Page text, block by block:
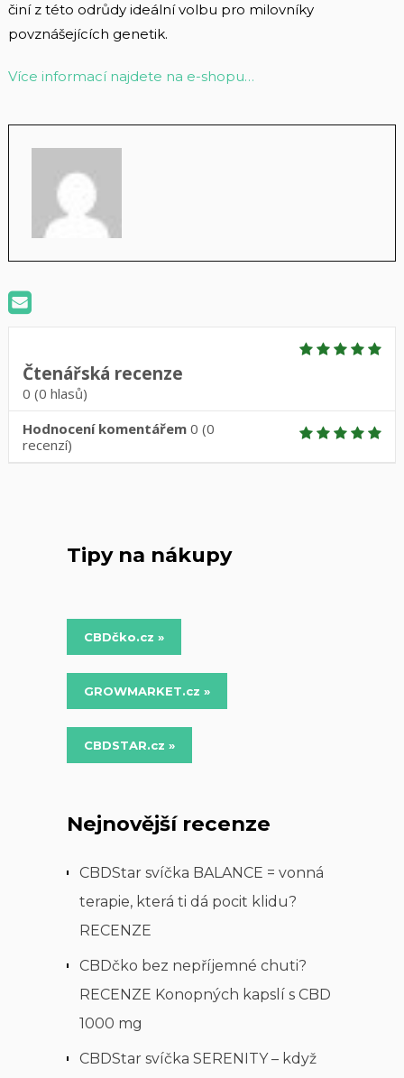
činí z této odrůdy ideální volbu pro milovníky
povznášejících genetik.
Více informací najdete na e-shopu…
Čtenářská recenze
0 (0 hlasů)
Hodnocení komentářem 0 (0
recenzí)
Tipy na nákupy
CBDčko.cz »
GROWMARKET.cz »
CBDSTAR.cz »
Nejnovější recenze
CBDStar svíčka BALANCE = vonná
terapie, která ti dá pocit klidu?
RECENZE
CBDčko bez nepříjemné chuti?
RECENZE Konopných kapslí s CBD
1000 mg
CBDStar svíčka SERENITY – když